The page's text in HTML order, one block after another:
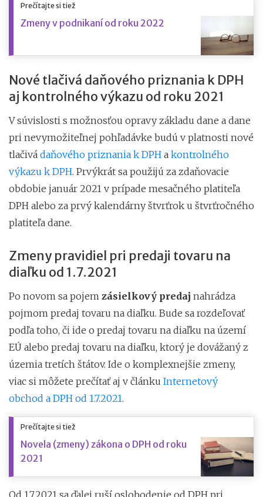
Prečítajte si tiež
Zmeny v podnikaní od roku 2022
Nové tlačivá daňového priznania k DPH
aj kontrolného výkazu od roku 2021
V súvislosti s možnosťou opravy základu dane a dane
pri nevymožiteľnej pohľadávke budú v platnosti nové
tlačivá daňového priznania k DPH a kontrolného
výkazu k DPH. Prvýkrát sa použijú za zdaňovacie
obdobie január 2021 v prípade mesačného platiteľa
DPH alebo za prvý kalendárny štvrťrok u štvrťročného
platiteľa dane.
Zmeny pravidiel pri predaji tovaru na
diaľku od 1.7.2021
Po novom sa pojem zásielkový predaj nahrádza
pojmom predaj tovaru na diaľku. Bude sa rozdeľovať
podľa toho, či ide o predaj tovaru na diaľku na území
EÚ alebo predaj tovaru na diaľku, ktorý je dovážaný z
územia tretích štátov. Ide o komplexnejšie zmeny,
viac si môžete prečítať aj v článku Internetový
obchod a DPH od 1.7.2021.
Prečítajte si tiež
Novela (zmeny) zákona o DPH od roku
2021
Od 1.7.2021 sa ďalej ruší oslobodenie od DPH pri